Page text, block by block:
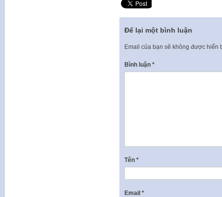
Để lại một bình luận
Email của bạn sẽ không được hiển
Bình luận *
Tên *
Email *